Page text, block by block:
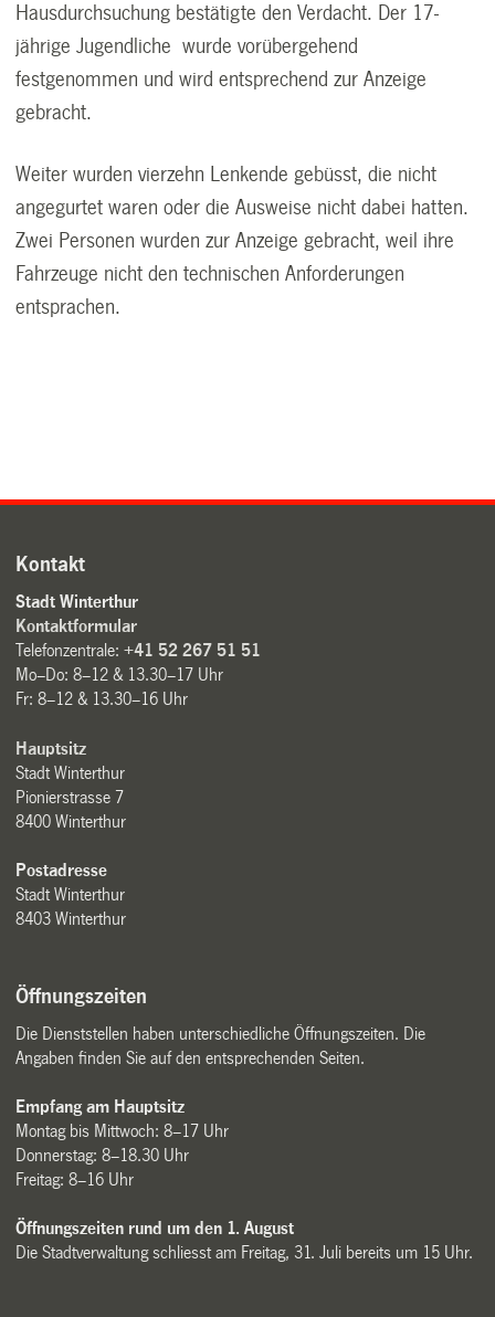
Hausdurchsuchung bestätigte den Verdacht. Der 17-
jährige Jugendliche wurde vorübergehend
festgenommen und wird entsprechend zur Anzeige
gebracht.
Weiter wurden vierzehn Lenkende gebüsst, die nicht
angegurtet waren oder die Ausweise nicht dabei hatten.
Zwei Personen wurden zur Anzeige gebracht, weil ihre
Fahrzeuge nicht den technischen Anforderungen
entsprachen.
Kontakt
Stadt Winterthur
Kontaktformular
Telefonzentrale:+41 52 267 51 51
Mo–Do: 8–12 & 13.30–17 Uhr
Fr: 8–12 & 13.30–16 Uhr
Hauptsitz
Stadt Winterthur
Pionierstrasse 7
8400 Winterthur
Postadresse
Stadt Winterthur
8403 Winterthur
Öffnungszeiten
Die Dienststellen haben unterschiedliche Öffnungszeiten. Die
Angaben finden Sie auf den entsprechenden Seiten.
Empfang am Hauptsitz
Montag bis Mittwoch: 8–17 Uhr
Donnerstag: 8–18.30 Uhr
Freitag: 8–16 Uhr
Öffnungszeiten rund um den 1. August
Die Stadtverwaltung schliesst am Freitag, 31. Juli bereits um 15 Uhr.